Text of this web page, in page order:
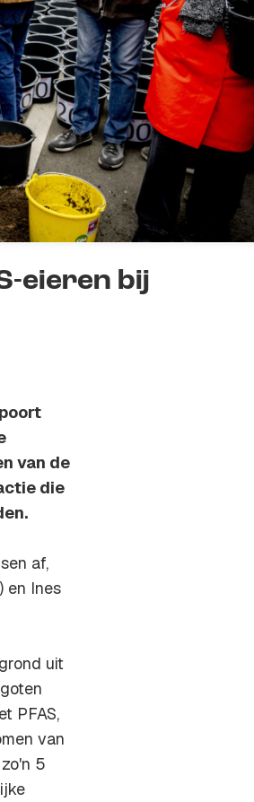
eieren bij
van de
die
af,
en Ines
uit
PFAS,
van
5